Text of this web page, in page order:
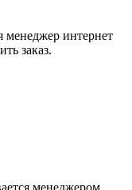
менеджер интернет
заказ.
менеджером